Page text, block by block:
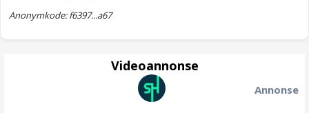
Anonymkode: f6397...a67
Videoannonse
Annonse